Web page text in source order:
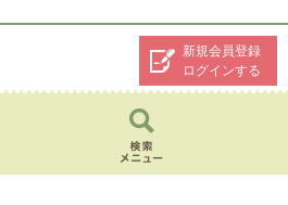
新規会員登録
ログインする